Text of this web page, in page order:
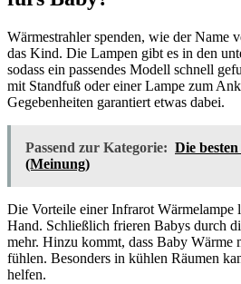
Wärmestrahler spenden, wie der Name
das Kind. Die Lampen gibt es in den
sodass ein passendes Modell schnell
mit Standfuß oder einer Lampe zum
Gegebenheiten garantiert etwas dabei.
Passend zur Kategorie: Die
(Meinung)
Die Vorteile einer Infrarot Wärmelampe
Hand. Schließlich frieren Babys durch
mehr. Hinzu kommt, dass Baby Wärme
fühlen. Besonders in kühlen Räumen
helfen.